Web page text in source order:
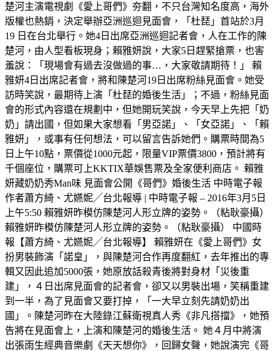
楚河主演電視劇《愛上哥們》夯翻，不只台灣知名度高，海外
版權也熱銷，決定舉辦亞洲巡迴見面會，「杜琵」首站於3月
19 日在台北舉行。她4日出席亞洲巡迴記者會，人在工作的陳
楚河，由人型看板現身；賴雅妍說，大家5日趕緊搶票，也害
羞說：「現場會有過去沒做過的事…，大家敬請期待！」 賴
雅妍4日出席記者會，將和陳楚河19日出席粉絲見面會。她受
訪時笑說，最期待上演「杜琵的婚後生活」；不過，粉絲見面
會的形式內容還在規劃中，但她開玩笑說，今天早上先把「奶
奶」請出國，但如果大家想看「男亞諾」、「女亞諾」、「賴
雅妍」，或事有任何想法，可以留言告訴她們。購票時間為5
日上午10點，票價從1000元起，限量VIP票價3800，預計將有
千個座位，購票可上KKTIX華娛售票及全家便利商店。 賴雅
妍藏奶奶秀Man味 見面會公開《哥們》婚後生活 中時電子報
作者蕭方綺、尤嬿妮╱台北報導 | 中時電子報 – 2016年3月5日
上午5:50 賴雅妍昨模仿陳楚河人形立牌的姿勢。（粘耿豪攝）
賴雅妍昨模仿陳楚河人形立牌的姿勢。（粘耿豪攝） 中國時
報【蕭方綺、尤嬿妮╱台北報導】 賴雅妍在《愛上哥們》女
扮男裝飾演「諾皇」，與陳楚河合作再度翻紅，去年推出的專
輯又因此追加5000張，她原放話殺青後將對身材「災後重
建」，４日出席見面會的記者會，卻又以男裝出場，笑稱重建
到一半，為了見面會又要打掉，「一大早立刻先請奶奶出
國」。陳楚河昨在大陸錄江蘇衛視真人秀《非凡搭擋》，她預
告將在見面會上，上演和陳楚河的婚後生活。 她４月中將演
出張雨生經典音樂劇《天天想你》，回歸女聲，她說演完《哥